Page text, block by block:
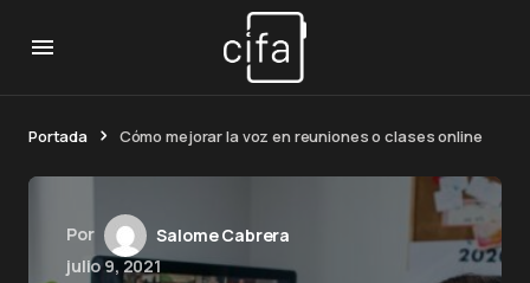
Portada Cómo mejorar la voz en reuniones o clases online
Por
Salome Cabrera
julio 9, 2021